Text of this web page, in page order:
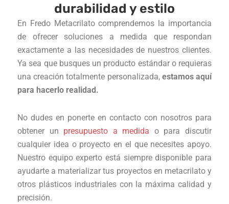
durabilidad y estilo
En Fredo Metacrilato comprendemos la importancia
de ofrecer soluciones a medida que respondan
exactamente a las necesidades de nuestros clientes.
Ya sea que busques un producto estándar o requieras
una creación totalmente personalizada, estamos aquí
para hacerlo realidad.
No dudes en ponerte en contacto con nosotros para
obtener un presupuesto a medida o para discutir
cualquier idea o proyecto en el que necesites apoyo.
Nuestro equipo experto está siempre disponible para
ayudarte a materializar tus proyectos en metacrilato y
otros plásticos industriales con la máxima calidad y
precisión.